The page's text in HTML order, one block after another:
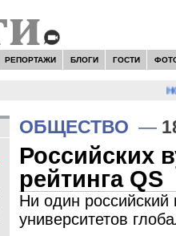
РЕПОРТАЖИ БЛОГИ ГОСТИ
ОБЩЕСТВО —
Российских
рейтинга QS
Ни один
университетов